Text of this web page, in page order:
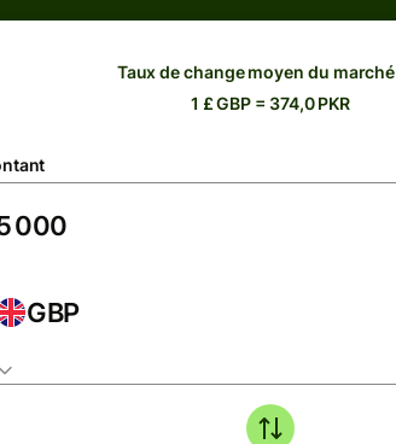
Taux de change moyen du marché
1 £ GBP = 374,0 PKR
GBP